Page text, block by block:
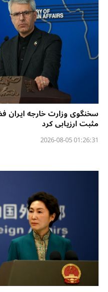
سخنگوی وزارت خارجه ایران
مثبت ارزیابی کرد
01:26:31 2026-08-05